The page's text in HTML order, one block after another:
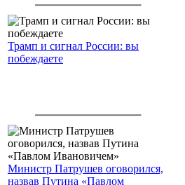
Трамп и сигнал России: вы
побеждаете
Министр Патрушев оговорился,
назвав Путина «Павлом